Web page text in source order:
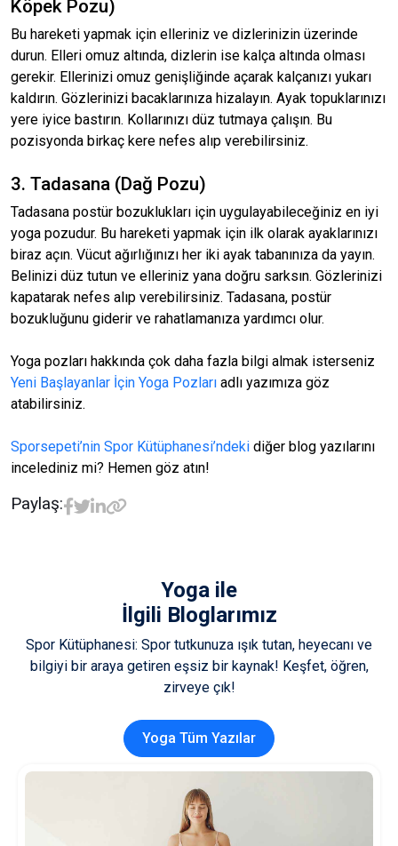
Köpek Pozu)
Bu hareketi yapmak için elleriniz ve dizlerinizin üzerinde
durun. Elleri omuz altında, dizlerin ise kalça altında olması
gerekir. Ellerinizi omuz genişliğinde açarak kalçanızı yukarı
kaldırın. Gözlerinizi bacaklarınıza hizalayın. Ayak topuklarınızı
yere iyice bastırın. Kollarınızı düz tutmaya çalışın. Bu
pozisyonda birkaç kere nefes alıp verebilirsiniz.
3. Tadasana (Dağ Pozu)
Tadasana postür bozuklukları için uygulayabileceğiniz en iyi
yoga pozudur. Bu hareketi yapmak için ilk olarak ayaklarınızı
biraz açın. Vücut ağırlığınızı her iki ayak tabanınıza da yayın.
Belinizi düz tutun ve elleriniz yana doğru sarksın. Gözlerinizi
kapatarak nefes alıp verebilirsiniz. Tadasana, postür
bozukluğunu giderir ve rahatlamanıza yardımcı olur.
Yoga pozları hakkında çok daha fazla bilgi almak isterseniz
Yeni Başlayanlar İçin Yoga Pozları adlı yazımıza göz
atabilirsiniz.
Sporsepeti’nin Spor Kütüphanesi’ndeki diğer blog yazılarını
incelediniz mi? Hemen göz atın!
Paylaş:
Yoga ile
İlgili Bloglarımız
Spor Kütüphanesi: Spor tutkunuza ışık tutan, heyecanı ve
bilgiyi bir araya getiren eşsiz bir kaynak! Keşfet, öğren,
zirveye çık!
Yoga Tüm Yazılar